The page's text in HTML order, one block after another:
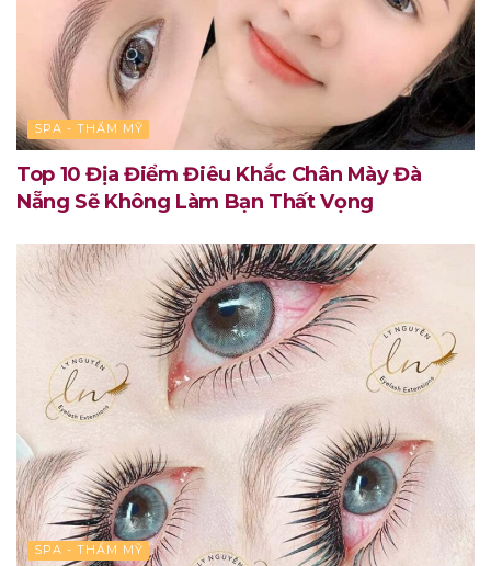
SPA - THẨM MỸ
Top 10 Địa Điểm Điêu Khắc Chân Mày Đà
Nẵng Sẽ Không Làm Bạn Thất Vọng
SPA - THẨM MỸ